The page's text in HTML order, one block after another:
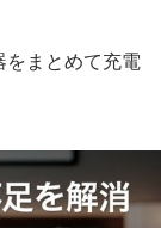
まとめて充電